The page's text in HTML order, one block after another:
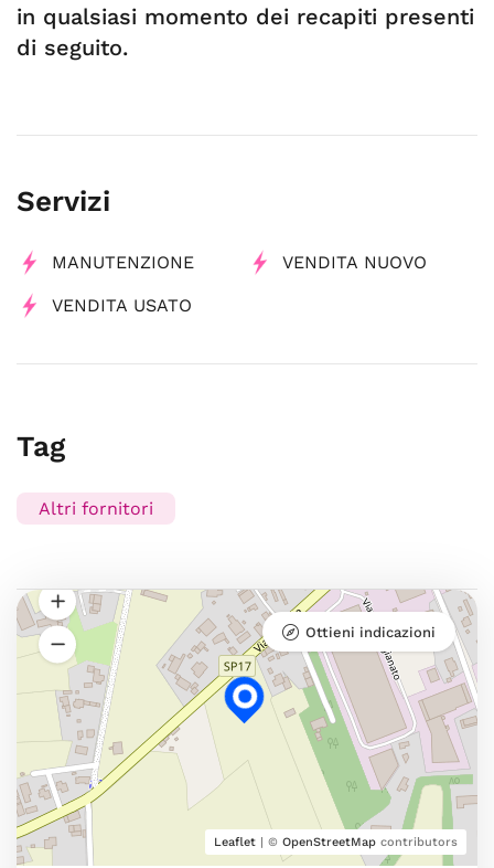
in qualsiasi momento dei recapiti presenti
di seguito.
Servizi
MANUTENZIONE VENDITA NUOVO
VENDITA USATO
Tag
Altri fornitori
Leaflet | © OpenStreetMap contributors
Ottieni indicazioni